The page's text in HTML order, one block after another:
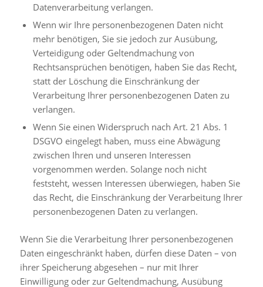
Datenverarbeitung verlangen.
Wenn wir Ihre personenbezogenen Daten nicht
mehr benötigen, Sie sie jedoch zur Ausübung,
Verteidigung oder Geltendmachung von
Rechtsansprüchen benötigen, haben Sie das Recht,
statt der Löschung die Einschränkung der
Verarbeitung Ihrer personenbezogenen Daten zu
verlangen.
Wenn Sie einen Widerspruch nach Art. 21 Abs. 1
DSGVO eingelegt haben, muss eine Abwägung
zwischen Ihren und unseren Interessen
vorgenommen werden. Solange noch nicht
feststeht, wessen Interessen überwiegen, haben Sie
das Recht, die Einschränkung der Verarbeitung Ihrer
personenbezogenen Daten zu verlangen.
Wenn Sie die Verarbeitung Ihrer personenbezogenen
Daten eingeschränkt haben, dürfen diese Daten – von
ihrer Speicherung abgesehen – nur mit Ihrer
Einwilligung oder zur Geltendmachung, Ausübung